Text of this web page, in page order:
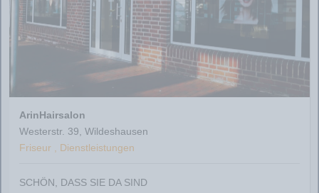
ArinHairsalon
Westerstr. 39, Wildeshausen
Friseur , Dienstleistungen
SCHÖN, DASS SIE DA SIND